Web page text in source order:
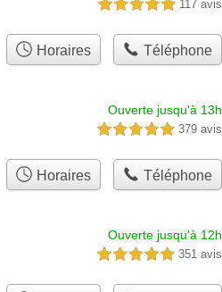
5,0 étoiles sur 5 117 avis
Horaires Téléphone
Ouverte jusqu'à 13h
5,0 étoiles sur 5 379 avis
Horaires Téléphone
Ouverte jusqu'à 12h
5,0 étoiles sur 5 351 avis